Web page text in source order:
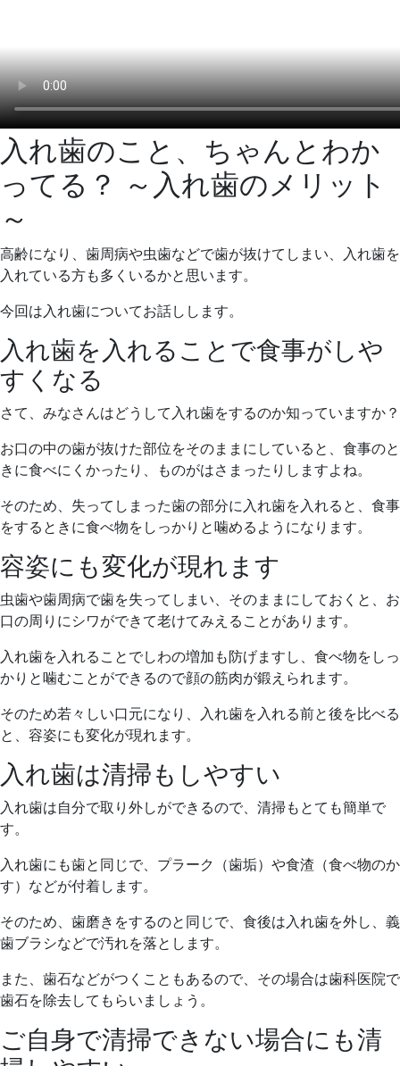
入れ歯のこと、ちゃんとわか
ってる？ ～入れ歯のメリット
～
高齢になり、歯周病や虫歯などで歯が抜けてしまい、入れ歯を
入れている方も多くいるかと思います。
今回は入れ歯についてお話しします。
入れ歯を入れることで食事がしや
すくなる
さて、みなさんはどうして入れ歯をするのか知っていますか？
お口の中の歯が抜けた部位をそのままにしていると、食事のと
きに食べにくかったり、ものがはさまったりしますよね。
そのため、失ってしまった歯の部分に入れ歯を入れると、食事
をするときに食べ物をしっかりと噛めるようになります。
容姿にも変化が現れます
虫歯や歯周病で歯を失ってしまい、そのままにしておくと、お
口の周りにシワができて老けてみえることがあります。
入れ歯を入れることでしわの増加も防げますし、食べ物をしっ
かりと噛むことができるので顔の筋肉が鍛えられます。
そのため若々しい口元になり、入れ歯を入れる前と後を比べる
と、容姿にも変化が現れます。
入れ歯は清掃もしやすい
入れ歯は自分で取り外しができるので、清掃もとても簡単で
す。
入れ歯にも歯と同じで、プラーク（歯垢）や食渣（食べ物のか
す）などが付着します。
そのため、歯磨きをするのと同じで、食後は入れ歯を外し、義
歯ブラシなどで汚れを落とします。
また、歯石などがつくこともあるので、その場合は歯科医院で
歯石を除去してもらいましょう。
ご自身で清掃できない場合にも清